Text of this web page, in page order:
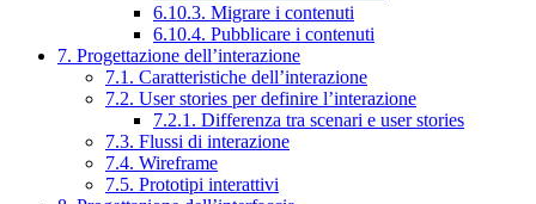
6.10.3. Migrare i contenuti
6.10.4. Pubblicare i contenuti
7. Progettazione dell’interazione
7.1. Caratteristiche dell’interazione
7.2. User stories per definire l’interazione
7.2.1. Differenza tra scenari e user stories
7.3. Flussi di interazione
7.4. Wireframe
7.5. Prototipi interattivi